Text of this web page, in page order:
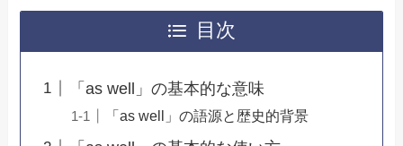
目次
「as well」の基本的な意味
「as well」の語源と歴史的背景